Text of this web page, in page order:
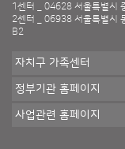
1센터 _ 04628 서울특별시
2센터 _ 06938 서울특별시
B2